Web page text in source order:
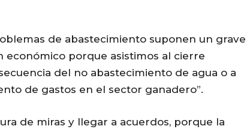
de abastecimiento suponen un grave
porque asistimos al cierre
del no abastecimiento de agua o a
de gastos en el sector ganadero”.
de miras y llegar a acuerdos, porque la